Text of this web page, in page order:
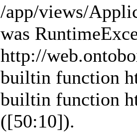
/app/views/
was
http://
builtin function
builtin function
([50:10]).